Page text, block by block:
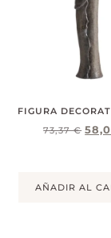
FIGURA
73,37€
AÑADIR AL